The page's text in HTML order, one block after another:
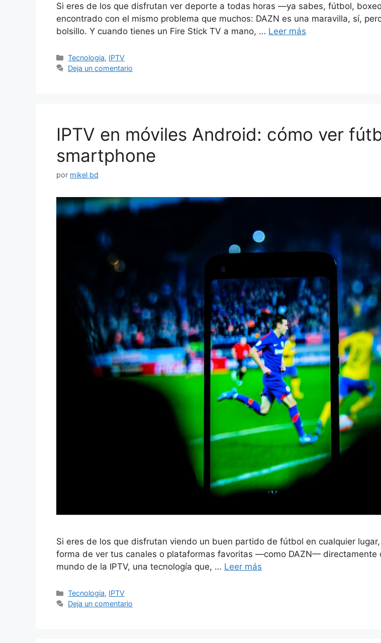
Si eres de los que disfrutan ver deporte a todas horas —ya sabes, fútbol,
encontrado con el mismo problema que muchos: DAZN es una maravilla, sí,
bolsillo. Y cuando tienes un Fire Stick TV a mano, … Leer más
Categorías
Tecnologia, IPTV
Deja un comentario
IPTV en móviles Android: cómo ver
smartphone
por mikel bd
Si eres de los que disfrutan viendo un buen partido de fútbol en cualquier
forma de ver tus canales o plataformas favoritas —como DAZN— directamente
mundo de la IPTV, una tecnología que, … Leer más
Categorías
Tecnologia, IPTV
Deja un comentario